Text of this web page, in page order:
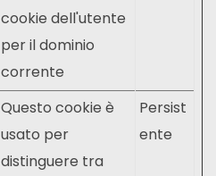
cookie dell'utente
per il dominio
corrente
Questo cookie è
usato per
distinguere tra
Persist
ente